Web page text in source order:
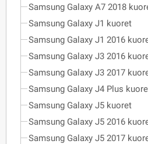
Samsung Galaxy A7 2018
Samsung Galaxy J1 kuoret
Samsung Galaxy J1 2016
Samsung Galaxy J3 2016
Samsung Galaxy J3 2017
Samsung Galaxy J4 Plus
Samsung Galaxy J5 kuoret
Samsung Galaxy J5 2016
Samsung Galaxy J5 2017